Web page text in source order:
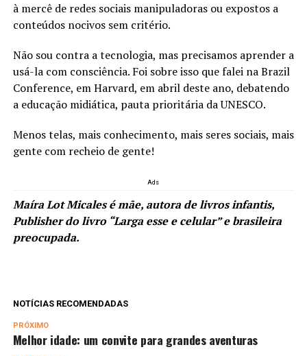
à mercê de redes sociais manipuladoras ou expostos a
conteúdos nocivos sem critério.
Não sou contra a tecnologia, mas precisamos aprender a
usá-la com consciência. Foi sobre isso que falei na Brazil
Conference, em Harvard, em abril deste ano, debatendo
a educação midiática, pauta prioritária da UNESCO.
Menos telas, mais conhecimento, mais seres sociais, mais
gente com recheio de gente!
Ads
Maíra Lot Micales é mãe, autora de livros infantis,
Publisher do livro “Larga esse e celular” e brasileira
preocupada.
NOTÍCIAS RECOMENDADAS
PRÓXIMO
Melhor idade: um convite para grandes aventuras